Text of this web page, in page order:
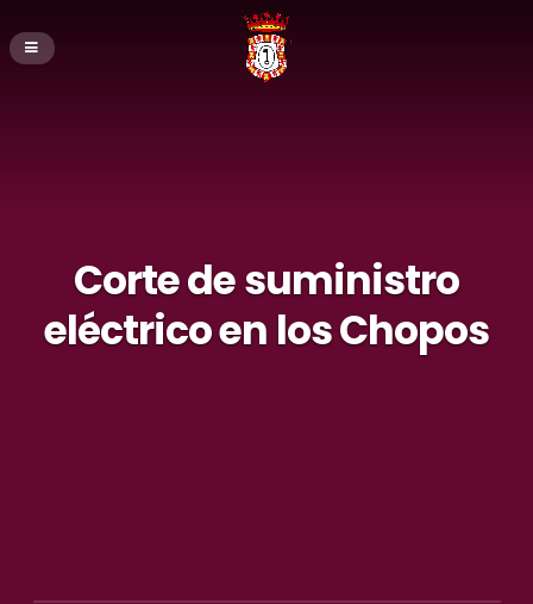
Corte de suministro
eléctrico en los Chopos